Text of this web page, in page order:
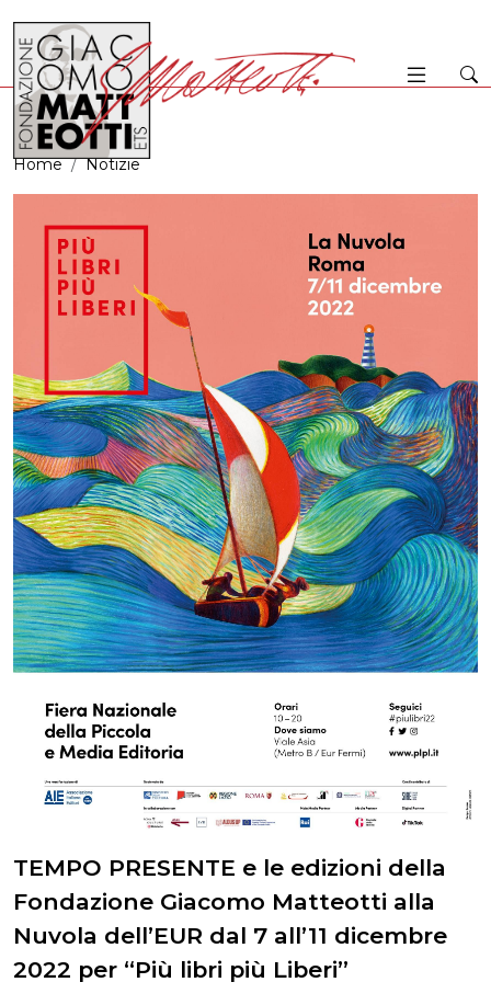
Home Notizie
TEMPO PRESENTE e le edizioni della
Fondazione Giacomo Matteotti alla
Nuvola dell’EUR dal 7 all’11 dicembre
2022 per “Più libri più Liberi”